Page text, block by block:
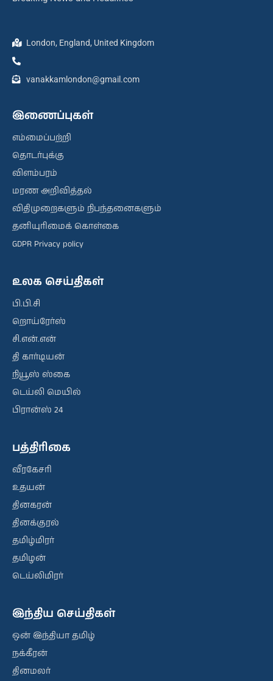
London, England, United Kingdom
vanakkamlondon@gmail.com
இணைப்புகள்
எம்மைப்பற்றி
தொடர்புக்கு
விளம்பரம்
மரண அறிவித்தல்
விதிமுறைகளும் நிபந்தனைகளும்
தனியுரிமைக் கொள்கை
GDPR Privacy policy
உலக செய்திகள்
பி.பி.சி
றொய்ரேர்ஸ்
சி.என்.என்
தி கார்டியன்
நியூஸ் ஸ்கை
டெய்லி மெயில்
பிரான்ஸ் 24
பத்திரிகை
வீரகேசரி
உதயன்
தினகரன்
தினக்குரல்
தமிழ்மிரர்
தமிழன்
டெய்லிமிரர்
இந்திய செய்திகள்
ஒன் இந்தியா தமிழ்
நக்கீரன்
தினமலர்